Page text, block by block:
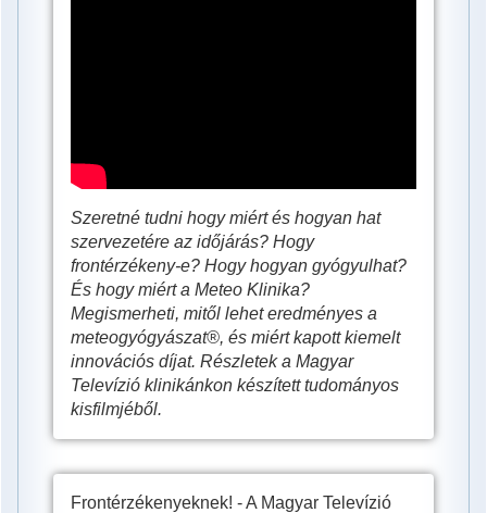
Szeretné tudni hogy miért és hogyan hat
szervezetére az időjárás? Hogy
frontérzékeny-e? Hogy hogyan gyógyulhat?
És hogy miért a Meteo Klinika?
Megismerheti, mitől lehet eredményes a
meteogyógyászat®, és miért kapott kiemelt
innovációs díjat. Részletek a Magyar
Televízió klinikánkon készített tudományos
kisfilmjéből.
Frontérzékenyeknek! - A Magyar Televízió